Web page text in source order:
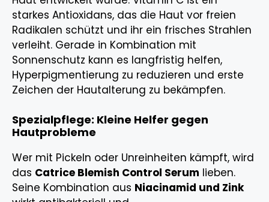
starkes Antioxidans, das die Haut vor freien
Radikalen schützt und ihr ein frisches Strahlen
verleiht. Gerade in Kombination mit
Sonnenschutz kann es langfristig helfen,
Hyperpigmentierung zu reduzieren und erste
Zeichen der Hautalterung zu bekämpfen.
Spezialpflege: Kleine Helfer gegen
Hautprobleme
Wer mit Pickeln oder Unreinheiten kämpft, wird
das Catrice Blemish Control Serum lieben.
Seine Kombination aus Niacinamid und Zink